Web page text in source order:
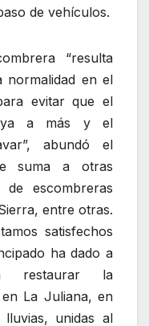
de vehículos.
“resulta
normalidad en el
evitar que el
a más y el
abundó el
suma a otras
escombreras
entre otras.
satisfechos
ha dado a
restaurar la
La Juliana, en
unidas al